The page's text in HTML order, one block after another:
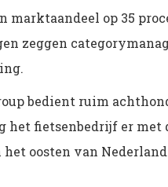
marktaandeel op 35
zeggen
bedient ruim
het fietsenbedrijf er
oosten van